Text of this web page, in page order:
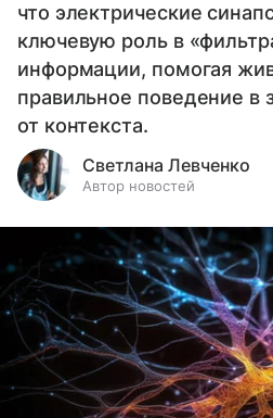
что электрические
ключевую роль в
информации, помогая
правильное поведение в
от контекста.
Светлана Левченко
Автор новостей